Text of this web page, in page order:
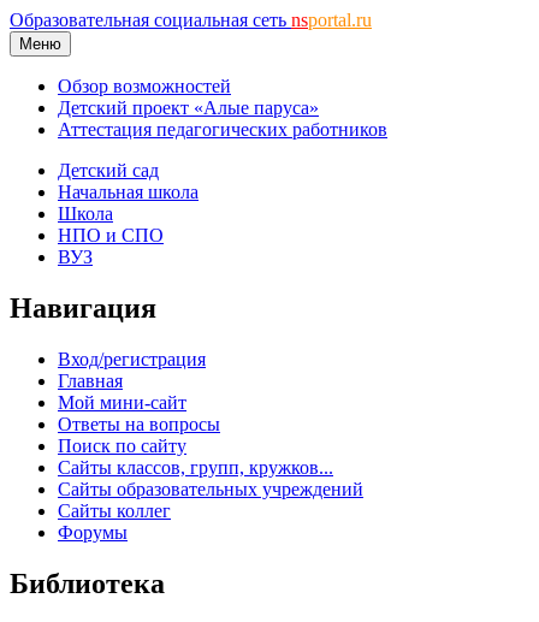
Образовательная социальная сеть nsportal.ru
Меню
Обзор возможностей
Детский проект «Алые паруса»
Аттестация педагогических работников
Детский сад
Начальная школа
Школа
НПО и СПО
ВУЗ
Навигация
Вход/регистрация
Главная
Мой мини-сайт
Ответы на вопросы
Поиск по сайту
Сайты классов, групп, кружков...
Сайты образовательных учреждений
Сайты коллег
Форумы
Библиотека